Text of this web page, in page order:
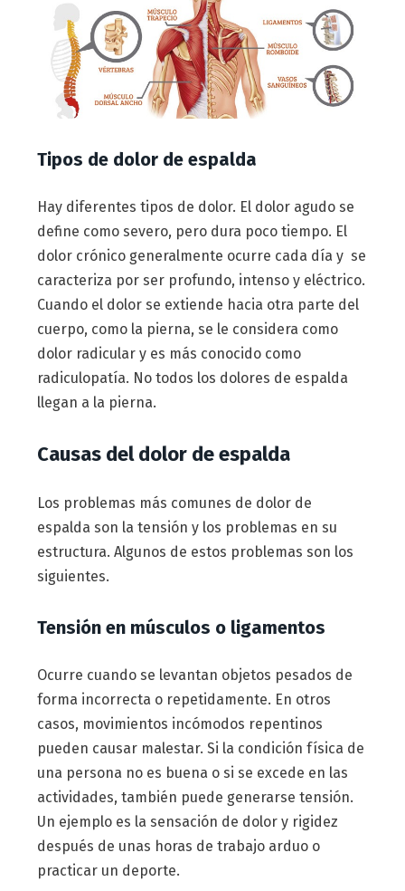
Tipos de dolor de espalda
Hay diferentes tipos de dolor. El dolor agudo se
define como severo, pero dura poco tiempo. El
dolor crónico generalmente ocurre cada día y se
caracteriza por ser profundo, intenso y eléctrico.
Cuando el dolor se extiende hacia otra parte del
cuerpo, como la pierna, se le considera como
dolor radicular y es más conocido como
radiculopatía. No todos los dolores de espalda
llegan a la pierna.
Causas del dolor de espalda
Los problemas más comunes de dolor de
espalda son la tensión y los problemas en su
estructura. Algunos de estos problemas son los
siguientes.
Tensión en músculos o ligamentos
Ocurre cuando se levantan objetos pesados de
forma incorrecta o repetidamente. En otros
casos, movimientos incómodos repentinos
pueden causar malestar. Si la condición física de
una persona no es buena o si se excede en las
actividades, también puede generarse tensión.
Un ejemplo es la sensación de dolor y rigidez
después de unas horas de trabajo arduo o
practicar un deporte.